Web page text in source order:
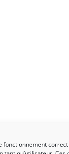
fonctionnement